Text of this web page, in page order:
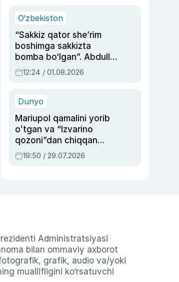
O‘zbekiston
“Sakkiz qator she’rim
boshimga sakkizta
bomba bo‘lgan”. Abdulla
Oripovni siyosiy
ayblovlardan asrab
12:24 / 01.08.2026
Dunyo
Mariupol qamalini yorib
oʻtgan va “Izvarino
qozoni”dan chiqqan
qahramon — Ukraina
armiyasi bosh
19:50 / 29.07.2026
Administratsiyasi
bilan ommaviy axborot
grafik, audio va/yoki
muallifligini ko‘rsatuvchi